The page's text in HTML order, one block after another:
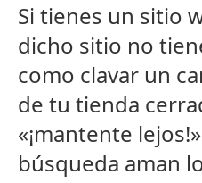
Si tienes un sitio
dicho sitio no
como clavar un
de tu tienda
«¡mantente
búsqueda aman